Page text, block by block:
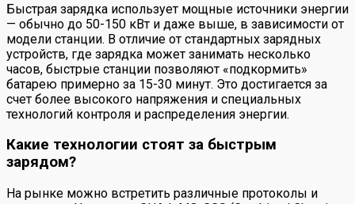
Быстрая зарядка использует мощные источники энергии
— обычно до 50-150 кВт и даже выше, в зависимости от
модели станции. В отличие от стандартных зарядных
устройств, где зарядка может занимать несколько
часов, быстрые станции позволяют «подкормить»
батарею примерно за 15-30 минут. Это достигается за
счет более высокого напряжения и специальных
технологий контроля и распределения энергии.
Какие технологии стоят за быстрым
зарядом?
На рынке можно встретить различные протоколы и